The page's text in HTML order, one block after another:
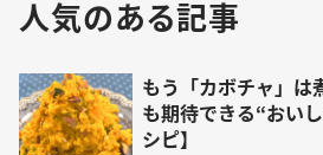
人気のある記事
もう「カボチャ」は
も期待できる“おい
シピ】